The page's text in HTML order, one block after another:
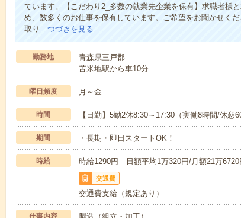
ています。【こだわり2_多数の就業先企業を保有】求職者様
め、数多くのお仕事を保有しています。ご希望をお聞かせく
取り…つづきを見る
勤務地
青森県三戸郡
苫米地駅から車10分
曜日頻度 月～金
時間 【日勤】5勤2休8:30～17:30（実働8時間/休憩
期間 ・長期・即日スタートOK！
時給 時給1290円 日額平均1万320円/月額21万6720
交通費
交通費支給（規定あり）
仕事内容